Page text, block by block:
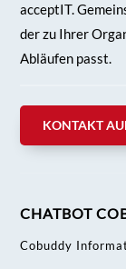
acceptIT.
der zu Ihrer
Abläufen passt.
KONTAKT
CHATBOT
Cobuddy